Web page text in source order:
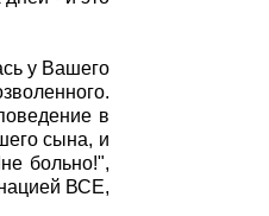
у Вашего
в
сына, и
больно!",
ВСЕ,